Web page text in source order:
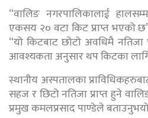
“वालिङ नगरपालिकालाई
एकसय २० वटा किट प्राप्त भएको
“यो किटबाट छोटो अवधिमै
आवश्यकता अनुसार थप किटका
स्थानीय अस्पतालका
सहज र छिटो नतिजा प्राप्त हुने
प्रमुख कमलप्रसाद पाण्डेले